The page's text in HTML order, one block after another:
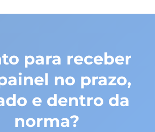
para receber
no prazo,
e dentro da
norma?